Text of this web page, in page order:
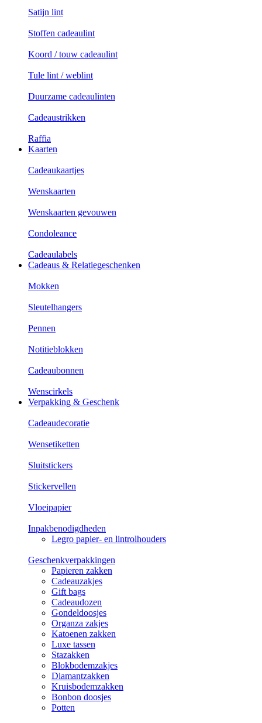
Satijn lint
Stoffen cadeaulint
Koord / touw cadeaulint
Tule lint / weblint
Duurzame cadeaulinten
Cadeaustrikken
Raffia
Kaarten
Cadeaukaartjes
Wenskaarten
Wenskaarten gevouwen
Condoleance
Cadeaulabels
Cadeaus & Relatiegeschenken
Mokken
Sleutelhangers
Pennen
Notitieblokken
Cadeaubonnen
Wenscirkels
Verpakking & Geschenk
Cadeaudecoratie
Wensetiketten
Sluitstickers
Stickervellen
Vloeipapier
Inpakbenodigdheden
Legro papier- en lintrolhouders
Geschenkverpakkingen
Papieren zakken
Cadeauzakjes
Gift bags
Cadeaudozen
Gondeldoosjes
Organza zakjes
Katoenen zakken
Luxe tassen
Stazakken
Blokbodemzakjes
Diamantzakken
Kruisbodemzakken
Bonbon doosjes
Potten